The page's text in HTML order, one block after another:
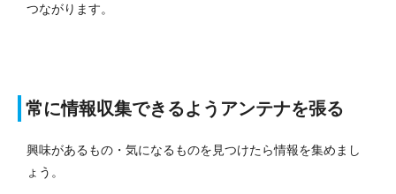
つながります。
常に情報収集できるようアンテナを張る
興味があるもの・気になるものを見つけたら情報を集めまし
ょう。